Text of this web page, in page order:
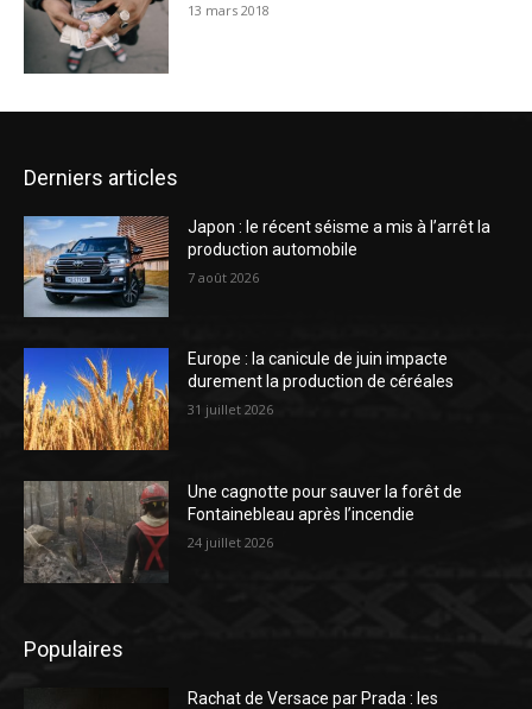
13 mars 2018
Derniers articles
Japon : le récent séisme a mis à l’arrêt la
production automobile
7 août 2026
Europe : la canicule de juin impacte
durement la production de céréales
31 juillet 2026
Une cagnotte pour sauver la forêt de
Fontainebleau après l’incendie
24 juillet 2026
Populaires
Rachat de Versace par Prada : les